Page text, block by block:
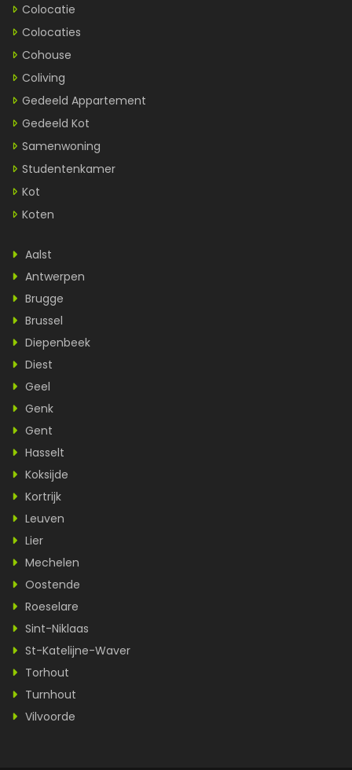
Colocatie
Colocaties
Cohouse
Coliving
Gedeeld Appartement
Gedeeld Kot
Samenwoning
Studentenkamer
Kot
Koten
Aalst
Antwerpen
Brugge
Brussel
Diepenbeek
Diest
Geel
Genk
Gent
Hasselt
Koksijde
Kortrijk
Leuven
Lier
Mechelen
Oostende
Roeselare
Sint-Niklaas
St-Katelijne-Waver
Torhout
Turnhout
Vilvoorde